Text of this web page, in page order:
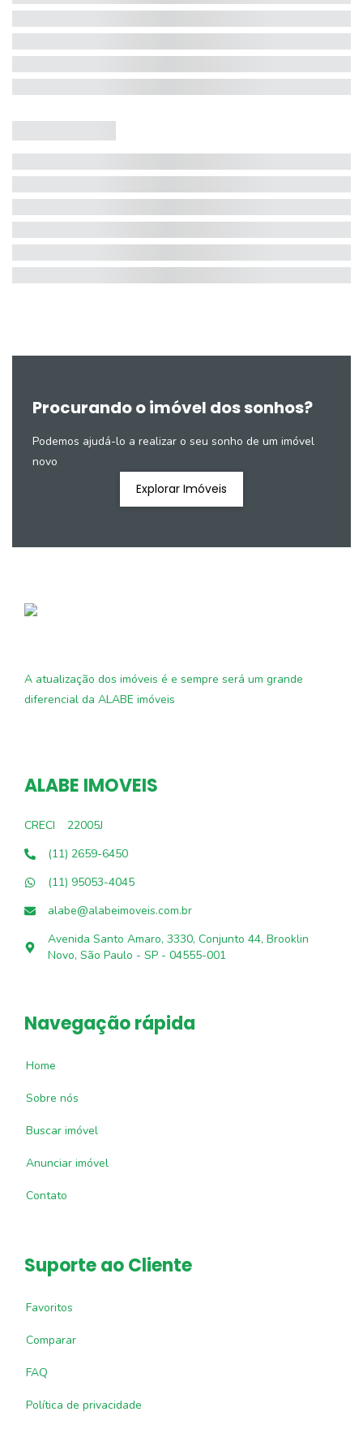
Procurando o imóvel dos sonhos?
Podemos ajudá-lo a realizar o seu sonho de um imóvel
novo
Explorar Imóveis
A atualização dos imóveis é e sempre será um grande
diferencial da ALABE imóveis
ALABE IMOVEIS
CRECI
22005J
(11) 2659-6450
(11) 95053-4045
alabe@alabeimoveis.com.br
Avenida Santo Amaro, 3330, Conjunto 44, Brooklin
Novo, São Paulo - SP - 04555-001
Navegação rápida
Home
Sobre nós
Buscar imóvel
Anunciar imóvel
Contato
Suporte ao Cliente
Favoritos
Comparar
FAQ
Política de privacidade